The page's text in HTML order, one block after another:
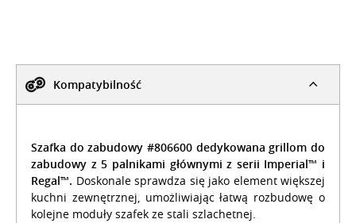
Kompatybilność
Szafka do zabudowy #806600 dedykowana grillom do
zabudowy z 5 palnikami głównymi z serii Imperial™ i
Regal™. Doskonale sprawdza się jako element większej
kuchni zewnętrznej, umożliwiając łatwą rozbudowę o
kolejne moduły szafek ze stali szlachetnej.